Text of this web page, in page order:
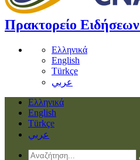
Πρακτορείο Ειδήσεων
Ελληνικά
English
Türkçe
عربي
Ελληνικά
English
Türkçe
عربي